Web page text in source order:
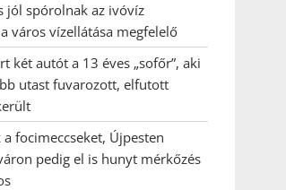
jól spórolnak az ivóvíz
város vízellátása megfelelő
két autót a 13 éves „sofőr”, aki
utast fuvarozott, elfutott
focimeccseket, Újpesten
pedig el is hunyt mérkőzés